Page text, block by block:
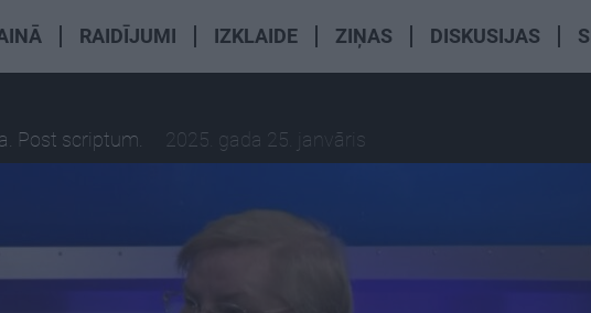
RAIDĪJUMI IZKLAIDE ZIŅAS DISKUSIJAS
Post scriptum. 2025. gada 25. janvāris